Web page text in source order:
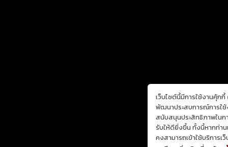
เว็บไซต์นี้มีการใช้งานคุ้ก
พัฒนาประสบการณ์การใช้
สนับสนุนประสิทธิภาพในก
รับให้ดียิ่งขึ้น ทั้งนี้หากท่า
คงสามารถเข้าใช้บริการเ